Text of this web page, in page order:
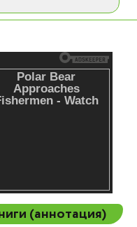
(аннотация)